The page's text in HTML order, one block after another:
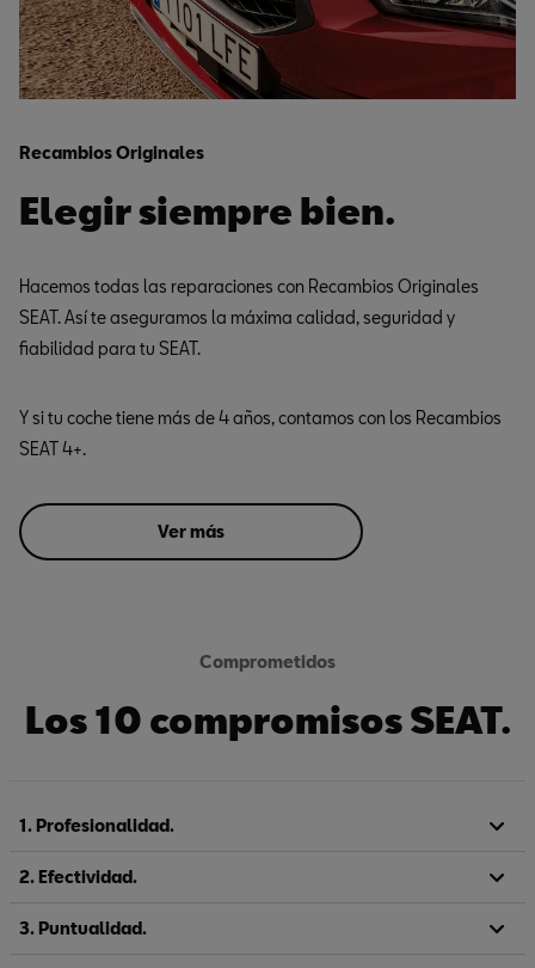
Recambios Originales
Elegir siempre bien.
Hacemos todas las reparaciones con Recambios Originales
SEAT. Así te aseguramos la máxima calidad, seguridad y
fiabilidad para tu SEAT.
Y si tu coche tiene más de 4 años, contamos con los Recambios
SEAT 4+.
Ver más
Comprometidos
Los 10 compromisos SEAT.
1. Profesionalidad.
2. Efectividad.
3. Puntualidad.